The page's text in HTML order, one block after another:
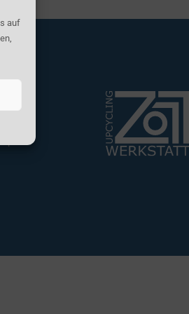
auf